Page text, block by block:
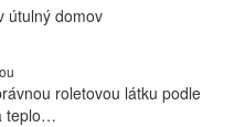
útulný domov
roletovou látku podle
teplo…